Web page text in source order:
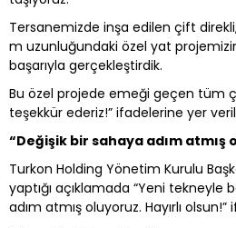
Tersanemizde inşa edilen çift
m uzunluğundaki özel yat
başarıyla gerçekleştirdik.
Bu özel projede emeği geçen tüm
teşekkür ederiz!” ifadelerine yer
“Değişik bir sahaya adım atmış
Turkon Holding Yönetim Kurulu
yaptığı açıklamada “Yeni tekneyle
adım atmış oluyoruz. Hayırlı olsun!”